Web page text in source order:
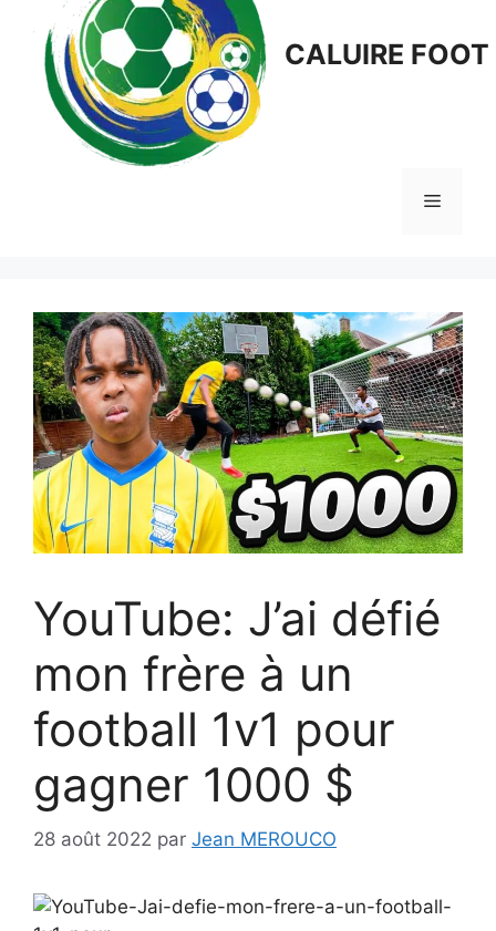
CALUIRE FOOT
Menu
YouTube: J’ai défié
mon frère à un
football 1v1 pour
gagner 1000 $
28 août 2022 par Jean MEROUCO